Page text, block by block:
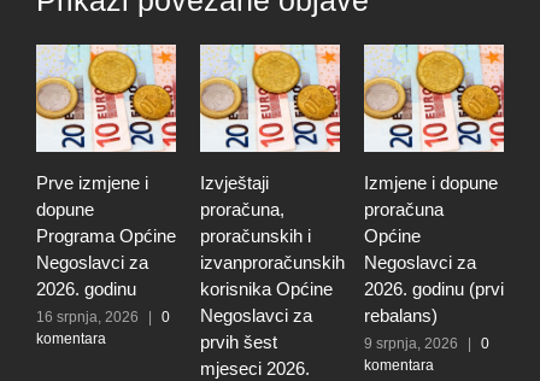
Prve izmjene i
dopune
Programa Općine
Negoslavci za
2026. godinu
16 srpnja, 2026
0
komentara
Izvještaji
proračuna,
proračunskih i
izvanproračunskih
korisnika Općine
Negoslavci za
prvih šest
mjeseci 2026.
Izmjene i dopune
proračuna
Općine
Negoslavci za
2026. godinu (prvi
rebalans)
9 srpnja, 2026
0
komentara